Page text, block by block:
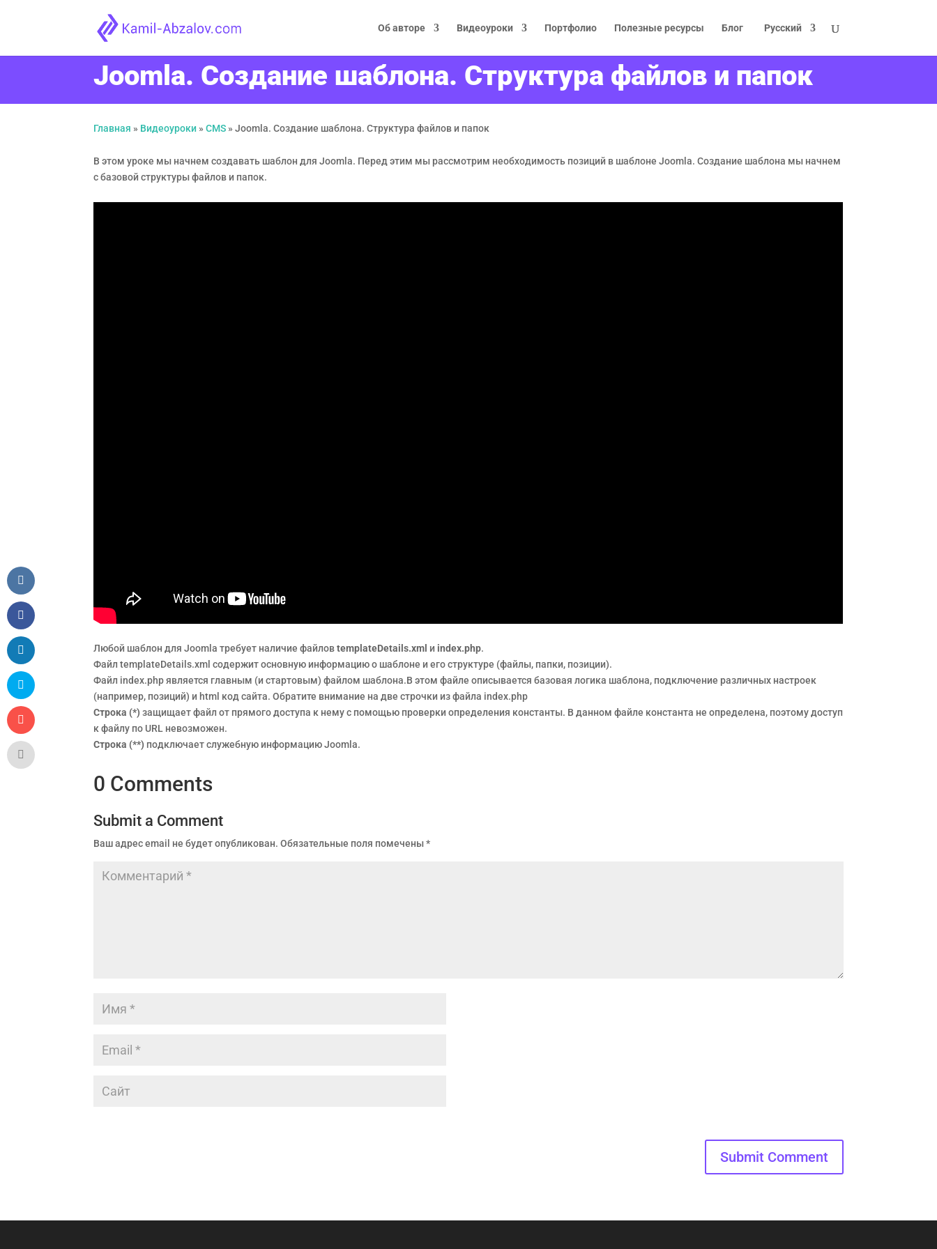
Об авторе Видеоуроки Портфолио Полезные ресурсы Блог Русский
Joomla. Создание шаблона. Структура файлов и папок
Главная » Видеоуроки »CMS »Joomla. Создание шаблона. Структура файлов и папок
В этом уроке мы начнем создавать шаблон для Joomla. Перед этим мы рассмотрим необходимость позиций в шаблоне Joomla. Создание шаблона мы начнем
с базовой структуры файлов и папок.
Любой шаблон для Joomla требует наличие файловtemplateDetails.xml и index.php.
Файл templateDetails.xml содержит основную информацию о шаблоне и его структуре (файлы, папки, позиции).
Файл index.php является главным (и стартовым) файлом шаблона.В этом файле описывается базовая логика шаблона, подключение различных настроек
(например, позиций) и html код сайта. Обратите внимание на две строчки из файла index.php
Строка (*) защищает файл от прямого доступа к нему с помощью проверки определения константы. В данном файле константа не определена, поэтому доступ
к файлу по URL невозможен.
Строка (**) подключает служебную информацию Joomla.
0 Comments
Submit a Comment
Ваш адрес email не будет опубликован. Обязательные поля помечены*
Submit Comment